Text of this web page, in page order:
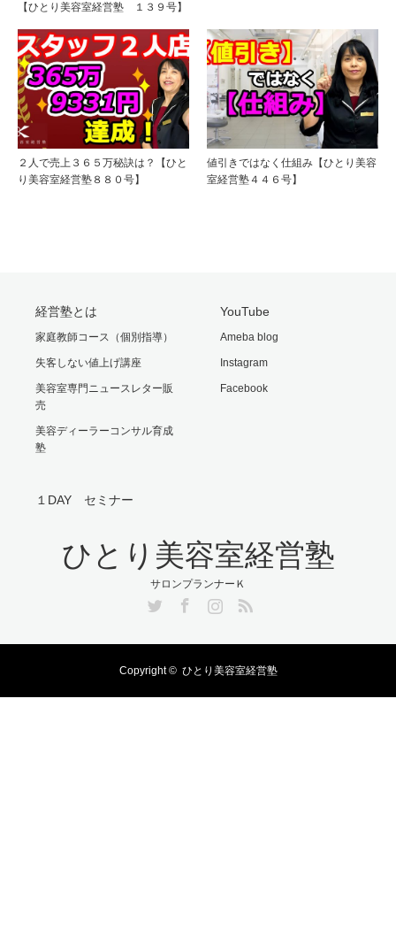
【ひとり美容室経営塾 １３９号】
２人で売上３６５万秘訣は？【ひと
り美容室経営塾８８０号】
値引きではなく仕組み【ひとり美容
室経営塾４４６号】
経営塾とは
家庭教師コース（個別指導）
失客しない値上げ講座
美容室専門ニュースレター販
売
美容ディーラーコンサル育成
塾
YouTube
Ameba blog
Instagram
Facebook
１DAY セミナー
ひとり美容室経営塾
サロンプランナーＫ
Copyright © ひとり美容室経営塾